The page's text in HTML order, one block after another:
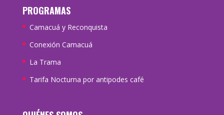
PROGRAMAS
Camacuá y Reconquista
Conexión Camacuá
La Trama
Tarifa Nocturna por antipodes café